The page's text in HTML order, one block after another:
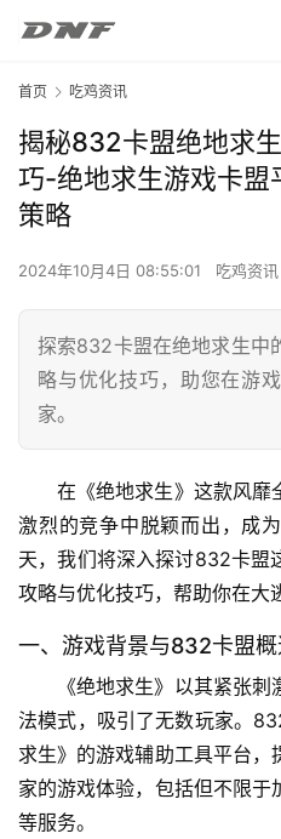
首页 吃鸡资讯
揭秘832卡盟绝地求
巧-绝地求生游戏卡盟
策略
2024年10月4日 08:55:01 吃鸡资讯
探索832卡盟在绝地求生中
略与优化技巧，助您在游
家。
在《绝地求生》这款风靡
激烈的竞争中脱颖而出，成
天，我们将深入探讨832卡盟
攻略与优化技巧，帮助你在大
一、游戏背景与832卡盟概
《绝地求生》以其紧张
法模式，吸引了无数玩家。
求生》的游戏辅助工具平台
家的游戏体验，包括但不限
等服务。